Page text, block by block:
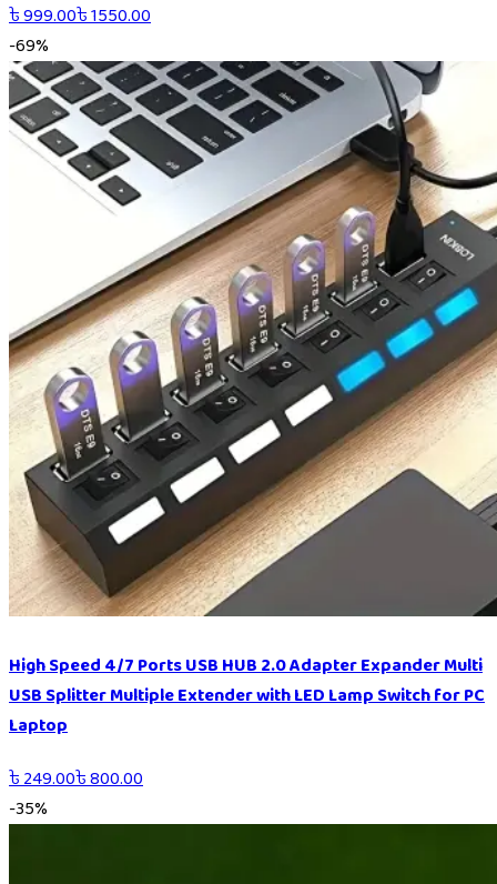
৳999.00৳1550.00
-69%
High Speed 4/7 Ports USB HUB 2.0 Adapter Expander Multi
USB Splitter Multiple Extender with LED Lamp Switch for PC
Laptop
৳249.00৳800.00
-35%